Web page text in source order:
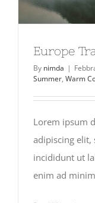
Europe
By nimda |
Summer, Warm
Lorem ipsum
adipiscing
incididunt ut
enim ad